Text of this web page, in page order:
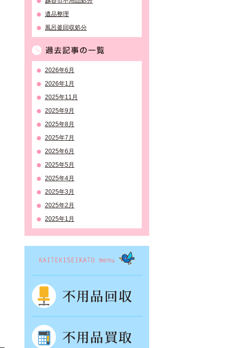
遺品整理
風呂釜回収処分
2026年6月
2026年1月
2025年11月
2025年9月
2025年8月
2025年7月
2025年6月
2025年5月
2025年4月
2025年3月
2025年2月
2025年1月